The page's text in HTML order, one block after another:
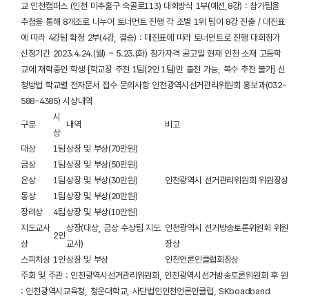
교 인천캠퍼스 (인천 미추홀구 숙골로113) 대회방식 1부(예선,8강) : 참가팀을
추첨을 통해 8개조로 나누어 토너먼트 진행 각 조별 1위 팀이 8강 진출 / 대진표
에 따라 4강팀 확정 2부(4강, 결승) : 대진표에 따라 토너먼트로 진행 대회참가
신청기간 2023.4.24.(월) ~ 5.23.(화) 참가자격 공고일 현재 인천 소재 고등학
교에 재학중인 학생 [학교장 추천 1팀(2인 1팀)만 출천 가능, 복수 추천 불가] 신
청방법 학교별 전자문서 접수 문의사항 인천광역시선거관리위원회 홍보과(032-
588-4385) 시상내역
구분
시
상
내역 비고
대상 1팀상장 및 부상(70만원)
인천광역시 선거관리위원회 위원장상
금상 1팀상장 및 부상(50만원)
은상
1팀상장 및 부상(30만원)
동상
1팀상장 및 부상(20만원)
장려상
4팀상장 및 부상(10만원)
지도교사
상
2인
상장(대상, 금상 수상팀 지도
교사)
인천광역시 선거방송토론위원회 위원
장상
스피치상 1인상장 및 부상
인천언론인클럽회장상
주회 및 주관 : 인천광역시선거관리위원회, 인천광역시선거방송토론위원회 후 원
: 인천광역시교육청, 청운대학교, 사단법인인천언론인클럽, SKboadband